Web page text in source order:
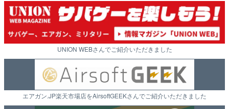
UNION WEBさんでご紹介いただきました
エアガン.JP楽天市場店をAirsoftGEEKさんでご紹介いただきました